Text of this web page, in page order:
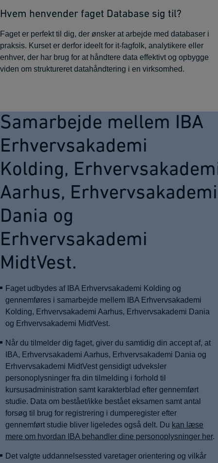
Hvem henvender faget Database sig til?
Faget er perfekt til dig, der ønsker at arbejde med databaser i
praksis. Kurset er derfor ideelt for it-fagfolk, analytikere eller
enhver, der har brug for at håndtere data effektivt og opbygge
viden om struktureret datahåndtering i en virksomhed.
Samarbejde mellem IBA
Erhvervsakademi
Kolding,
Aarhus, Erhvervsakademi
Dania og
Erhvervsakademi
MidtVest.
Faget udbydes af IBA Erhvervsakademi Kolding og
gennemføres i samarbejde mellem IBA Erhvervsakademi
Kolding, Erhvervsakademi Aarhus, Erhvervsakademi Dania
og Erhvervsakademi MidtVest.
Når du tilmelder dig faget, giver du samtidig din accept af, at
IBA, Erhvervsakademi Aarhus, Erhvervsakademi Dania og
Erhvervsakademi MidtVest gensidigt udveksler
personoplysninger fra din tilmelding i forhold til
kursusadministration samt karakterblad efter gennemført
studie. Data om bestået/ikke bestået eksamen samt antal
forsøg til brug for registrering i dumperegister efter
gennemført studie bliver ligeledes også delt. Du kan læse
mere om hvordan IBA behandler dine personoplysninger her.
Det valgte uddannelsessted varetager orientering og vilkår